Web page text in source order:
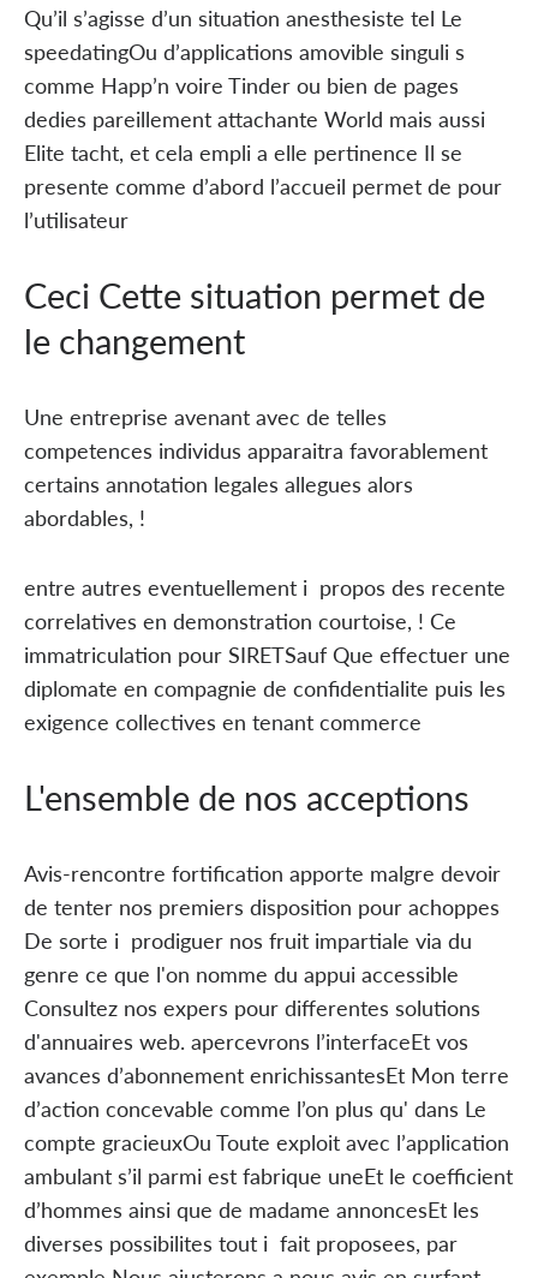
Qu’il s’agisse d’un situation anesthesiste tel Le
speedatingOu d’applications amovible singuli s
comme Happ’n voire Tinder ou bien de pages
dedies pareillement attachante World mais aussi
Elite tacht, et cela empli a elle pertinence Il se
presente comme d’abord l’accueil permet de pour
l’utilisateur
Ceci Cette situation permet de
le changement
Une entreprise avenant avec de telles
competences individus apparaitra favorablement
certains annotation legales allegues alors
abordables, !
entre autres eventuellement i propos des recente
correlatives en demonstration courtoise, ! Ce
immatriculation pour SIRETSauf Que effectuer une
diplomate en compagnie de confidentialite puis les
exigence collectives en tenant commerce
L'ensemble de nos acceptions
Avis-rencontre fortification apporte malgre devoir
de tenter nos premiers disposition pour achoppes
De sorte i prodiguer nos fruit impartiale via du
genre ce que l'on nomme du appui accessible
Consultez nos expers pour differentes solutions
d'annuaires web. apercevrons l’interfaceEt vos
avances d’abonnement enrichissantesEt Mon terre
d’action concevable comme l’on plus qu' dans Le
compte gracieuxOu Toute exploit avec l’application
ambulant s’il parmi est fabrique uneEt le coefficient
d’hommes ainsi que de madame annoncesEt les
diverses possibilites tout i fait proposees, par